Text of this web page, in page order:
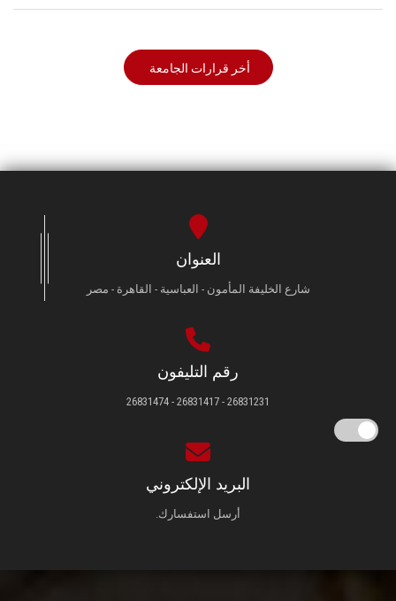
أخر قرارات الجامعة
العنوان
شارع الخليفة المأمون - العباسية - القاهرة - مصر
رقم التليفون
26831231 - 26831417 - 26831474
البريد الإلكتروني
أرسل استفسارك.